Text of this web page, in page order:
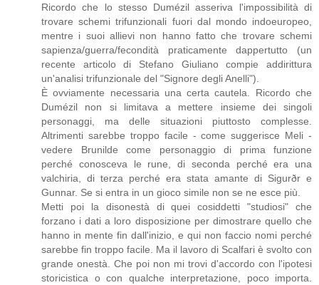
Ricordo che lo stesso Dumézil asseriva l'impossibilità di
trovare schemi trifunzionali fuori dal mondo indoeuropeo,
mentre i suoi allievi non hanno fatto che trovare schemi
sapienza/guerra/fecondità praticamente dappertutto (un
recente articolo di Stefano Giuliano compie addirittura
un'analisi trifunzionale del "Signore degli Anelli").
È ovviamente necessaria una certa cautela. Ricordo che
Dumézil non si limitava a mettere insieme dei singoli
personaggi, ma delle situazioni piuttosto complesse.
Altrimenti sarebbe troppo facile - come suggerisce Meli -
vedere Brunilde come personaggio di prima funzione
perché conosceva le rune, di seconda perché era una
valchiria, di terza perché era stata amante di Sigurðr e
Gunnar. Se si entra in un gioco simile non se ne esce più.
Metti poi la disonestà di quei cosiddetti "studiosi" che
forzano i dati a loro disposizione per dimostrare quello che
hanno in mente fin dall'inizio, e qui non faccio nomi perché
sarebbe fin troppo facile. Ma il lavoro di Scalfari è svolto con
grande onestà. Che poi non mi trovi d'accordo con l'ipotesi
storicistica o con qualche interpretazione, poco importa.